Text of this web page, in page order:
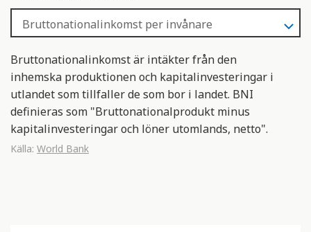
Bruttonationalinkomst är intäkter från den
inhemska produktionen och kapitalinvesteringar i
utlandet som tillfaller de som bor i landet. BNI
definieras som "Bruttonationalprodukt minus
kapitalinvesteringar och löner utomlands, netto".
Källa: World Bank